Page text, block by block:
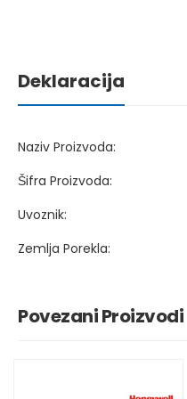
Deklaracija
Naziv Proizvoda:
Šifra Proizvoda:
Uvoznik:
Zemlja Porekla:
Povezani Proizvodi